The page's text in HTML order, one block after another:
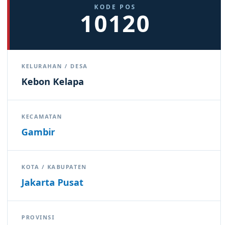
KODE POS
10120
KELURAHAN / DESA
Kebon Kelapa
KECAMATAN
Gambir
KOTA / KABUPATEN
Jakarta Pusat
PROVINSI